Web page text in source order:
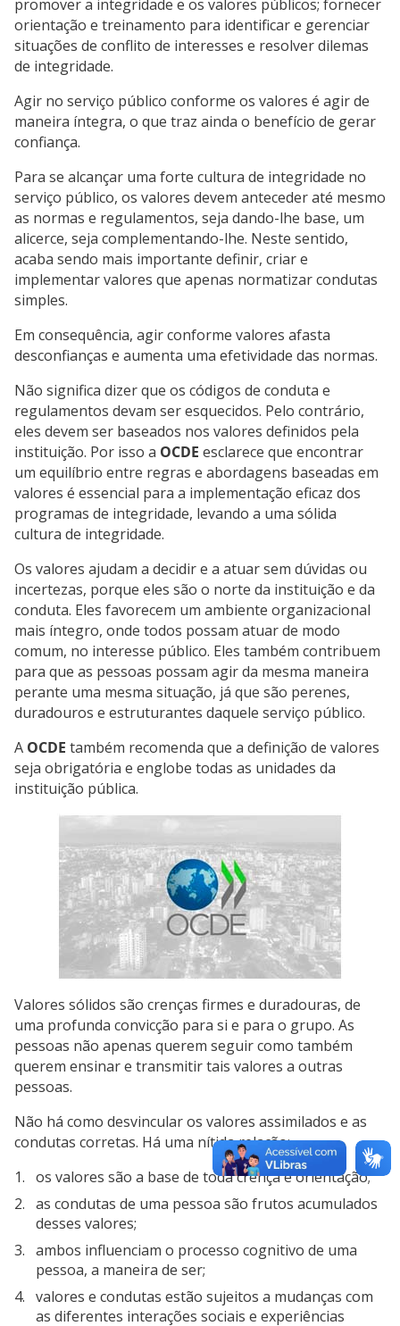
promover a integridade e os valores públicos; fornecer
orientação e treinamento para identificar e gerenciar
situações de conflito de interesses e resolver dilemas
de integridade.
Agir no serviço público conforme os valores é agir de
maneira íntegra, o que traz ainda o benefício de gerar
confiança.
Para se alcançar uma forte cultura de integridade no
serviço público, os valores devem anteceder até mesmo
as normas e regulamentos, seja dando-lhe base, um
alicerce, seja complementando-lhe. Neste sentido,
acaba sendo mais importante definir, criar e
implementar valores que apenas normatizar condutas
simples.
Em consequência, agir conforme valores afasta
desconfianças e aumenta uma efetividade das normas.
Não significa dizer que os códigos de conduta e
regulamentos devam ser esquecidos. Pelo contrário,
eles devem ser baseados nos valores definidos pela
instituição. Por isso a OCDE esclarece que encontrar
um equilíbrio entre regras e abordagens baseadas em
valores é essencial para a implementação eficaz dos
programas de integridade, levando a uma sólida
cultura de integridade.
Os valores ajudam a decidir e a atuar sem dúvidas ou
incertezas, porque eles são o norte da instituição e da
conduta. Eles favorecem um ambiente organizacional
mais íntegro, onde todos possam atuar de modo
comum, no interesse público. Eles também contribuem
para que as pessoas possam agir da mesma maneira
perante uma mesma situação, já que são perenes,
duradouros e estruturantes daquele serviço público.
A OCDE também recomenda que a definição de valores
seja obrigatória e englobe todas as unidades da
instituição pública.
Valores sólidos são crenças firmes e duradouras, de
uma profunda convicção para si e para o grupo. As
pessoas não apenas querem seguir como também
querem ensinar e transmitir tais valores a outras
pessoas.
Não há como desvincular os valores assimilados e as
condutas corretas. Há uma nítida relação:
os valores são a base de toda crença e orientação;
as condutas de uma pessoa são frutos acumulados
desses valores;
ambos influenciam o processo cognitivo de uma
pessoa, a maneira de ser;
valores e condutas estão sujeitos a mudanças com
as diferentes interações sociais e experiências